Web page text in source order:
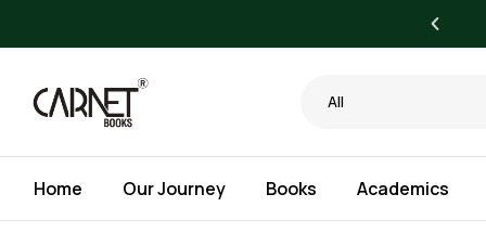
All
Home Our Journey Books Academics